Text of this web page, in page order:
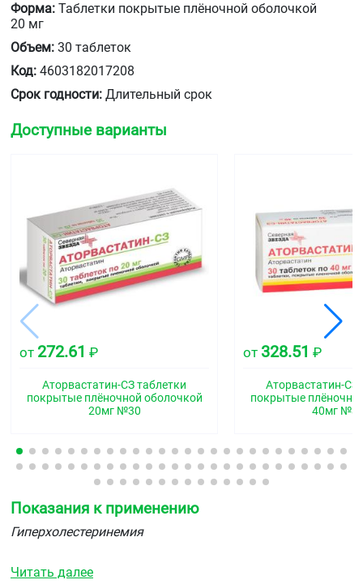
Форма: Таблетки покрытые плёночной оболочкой
20 мг
Объем: 30 таблеток
Код: 4603182017208
Срок годности: Длительный срок
Доступные варианты
от 272.61 ₽
Аторвастатин-СЗ таблетки
покрытые плёночной оболочкой
20мг №30
от 328.51 ₽
Аторвастатин-СЗ
покрытые
40мг
Показания к применению
Гиперхолестеринемия
повышенного общего холестерина, холестерина-
Читать далее